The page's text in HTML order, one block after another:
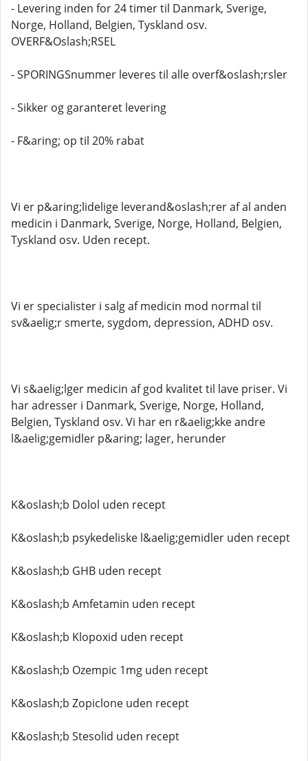
- Levering inden for 24 timer til Danmark, Sverige,
Norge, Holland, Belgien, Tyskland osv.
OVERF&Oslash;RSEL
- SPORINGSnummer leveres til alle overf&oslash;rsler
- Sikker og garanteret levering
- F&aring; op til 20% rabat
Vi er p&aring;lidelige leverand&oslash;rer af al anden
medicin i Danmark, Sverige, Norge, Holland, Belgien,
Tyskland osv. Uden recept.
Vi er specialister i salg af medicin mod normal til
sv&aelig;r smerte, sygdom, depression, ADHD osv.
Vi s&aelig;lger medicin af god kvalitet til lave priser. Vi
har adresser i Danmark, Sverige, Norge, Holland,
Belgien, Tyskland osv. Vi har en r&aelig;kke andre
l&aelig;gemidler p&aring; lager, herunder
K&oslash;b Dolol uden recept
K&oslash;b psykedeliske l&aelig;gemidler uden recept
K&oslash;b GHB uden recept
K&oslash;b Amfetamin uden recept
K&oslash;b Klopoxid uden recept
K&oslash;b Ozempic 1mg uden recept
K&oslash;b Zopiclone uden recept
K&oslash;b Stesolid uden recept